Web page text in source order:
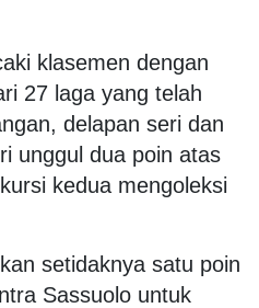
klasemen dengan
27 laga yang telah
delapan seri dan
unggul dua poin atas
kedua mengoleksi
setidaknya satu poin
Sassuolo untuk